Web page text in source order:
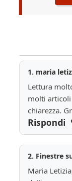
1. maria
Lettura
molti articoli
chiarezza.
Rispondi
2. Finestre
Maria